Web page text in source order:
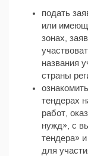
подать
или
зонах,
названия
страны
тендерах
работ,
нужд», с
тендера»
для